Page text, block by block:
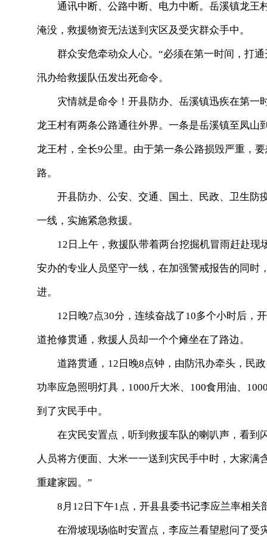
通讯中断、公路中断、电力中断。岳溪镇龙王
淹没，救援物资无法送到灾区及受灾群众手中。
群众安危牵动众人心。“必须在第一时间，打通
汛办给救援队伍发出死命令。
灾情就是命令！开县防办、岳溪镇迅疾在第一
龙王村有两条公路通往外界。一条是岳溪镇至凤山
龙王村，全长9公里。由于第一条公路损毁严重，
路。
开县防办、公安、交通、国土、民政、卫生防
一线，实施紧急救援。
12日上午，救援队带着两台挖掘机冒雨赶赴现
安办的专业人员坚守一线，在加强警戒报告的同
进。
12日晚7点30分，连续奋战了10多个小时后，
道抢修贯通，救援人员却一个个瘫坐在了路边。
道路贯通，12日晚8点钟，由防汛办牵头，民政
功率应急照明灯具，1000斤大米、100食用油、
到了灾民手中。
在灾民安置点，听到救援车队的喇叭声，看到
人员将方便面、大米一一送到灾民手中时，大家
重建家园。”
8月12日下午1点，开县县委书记李应兰率相关
在滑坡现场临时安置点，李应兰看望慰问了受